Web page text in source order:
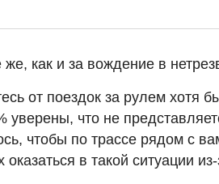
же, как и за вождение в
от поездок за рулем хотя
что не
чтобы по трассе рядом с
в такой ситуации